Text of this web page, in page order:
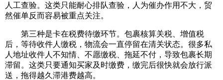
人工查验。这类只能耐心排队查验，人为催办作用不大，贸
然催单反而容易被重点关注。
第三种是卡在税费待缴环节。包裹核算关税、增值税
后，等待收件人缴税，物流会一直停留在清关状态。很多私
人地址收件人不知情、不愿缴税、拖延不付，导致包裹长期
滞留。这类只要通知买家及时缴费，缴完后很快就会放行派
送，拖得越久滞港费越高。